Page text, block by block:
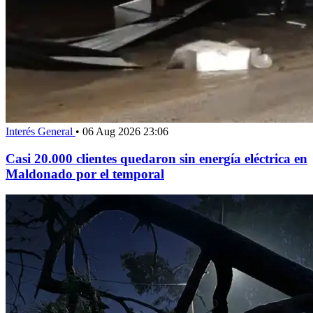
Interés General • 06 Aug 2026 23:06
Casi 20.000 clientes quedaron sin energía eléctrica en
Maldonado por el temporal